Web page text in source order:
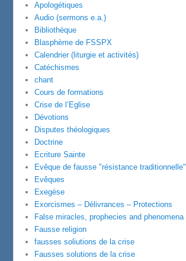
Apologétiques
Audio (sermons e.a.)
Bibliothèque
Blasphème de FSSPX
Calendrier (liturgie et activités)
Catéchismes
chant
Cours de formations
Crise de l’Eglise
Dévotions
Disputes théologiques
Doctrine
Ecriture Sainte
Evêque de fausse "résistance traditionnelle"
Evêques
Exegèse
Exorcismes – Délivrances – Protections
False miracles, prophecies and phenomena
Fausse religion
fausses soliutions de la crise
Fausses solutions de la crise